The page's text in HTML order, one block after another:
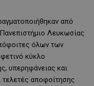
από
Λευκωσίας
όλων των
κύκλο
υπερηφάνειας και
αποφοίτησης